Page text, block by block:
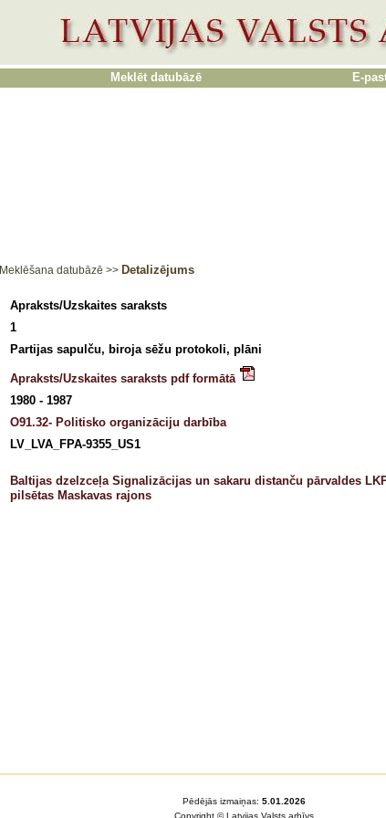
Meklēt datubāzē E-
Meklēšana datubāzē >> Detalizējums
Apraksts/Uzskaites saraksts
1
Partijas sapulču, biroja sēžu protokoli, plāni
Apraksts/Uzskaites saraksts pdf formātā
1980 - 1987
O91.32- Politisko organizāciju darbība
LV_LVA_FPA-9355_US1
Baltijas dzelzceļa Signalizācijas un sakaru distanču pārvaldes
pilsētas Maskavas rajons
Pēdējās izmaiņas: 5.01.2026
Copyright © Latvijas Valsts arhīvs